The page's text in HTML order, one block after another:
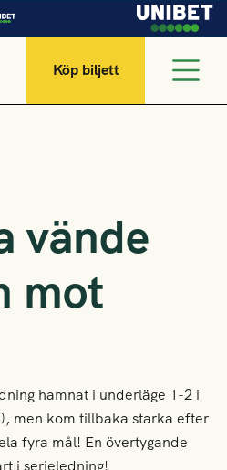
Köp biljett
vände
mot
hamnat i underläge 1-2 i
men kom tillbaka starka efter
fyra mål! En övertygande
i serieledning!